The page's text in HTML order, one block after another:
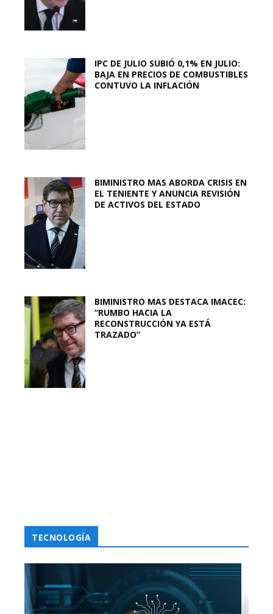
IPC DE JULIO SUBIÓ 0,1% EN JULIO:
BAJA EN PRECIOS DE COMBUSTIBLES
CONTUVO LA INFLACIÓN
BIMINISTRO MAS ABORDA CRISIS EN
EL TENIENTE Y ANUNCIA REVISIÓN
DE ACTIVOS DEL ESTADO
BIMINISTRO MAS DESTACA IMACEC:
“RUMBO HACIA LA
RECONSTRUCCIÓN YA ESTÁ
TRAZADO”
TECNOLOGÍA